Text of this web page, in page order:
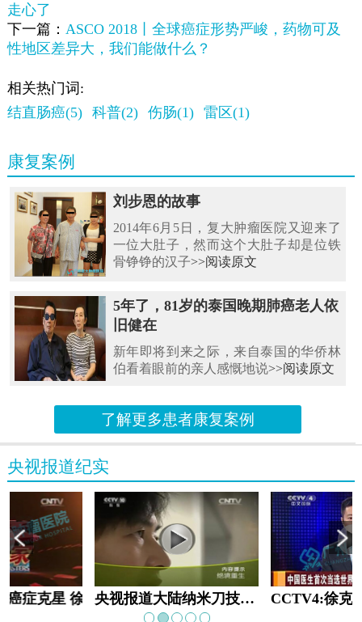
走心了
下一篇： ASCO 2018丨全球癌症形势严峻，药物可及
性地区差异大，我们能做什么？
相关热门词:
结直肠癌(5)
科普(2) 伤肠(1) 雷区(1)
康复案例
刘步恩的故事
2014年6月5日，复大肿瘤医院又迎来了
一位大肚子，然而这个大肚子却是位铁
骨铮铮的汉子>>阅读原文
5年了，81岁的泰国晚期肺癌老人依
旧健在
新年即将到来之际，来自泰国的华侨林
伯看着眼前的亲人感慨地说>>阅读原文
了解更多患者康复案例
央视报道纪实
癌症克星 徐克成 央视报道大陆纳米刀技术手术：绝境重生